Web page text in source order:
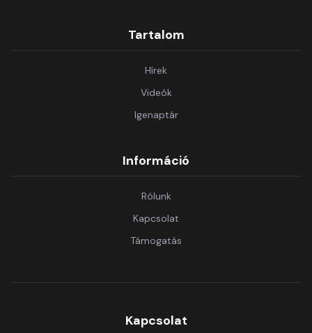
Tartalom
Hírek
Videók
Igenaptár
Információ
Rólunk
Kapcsolat
Támogatás
Kapcsolat